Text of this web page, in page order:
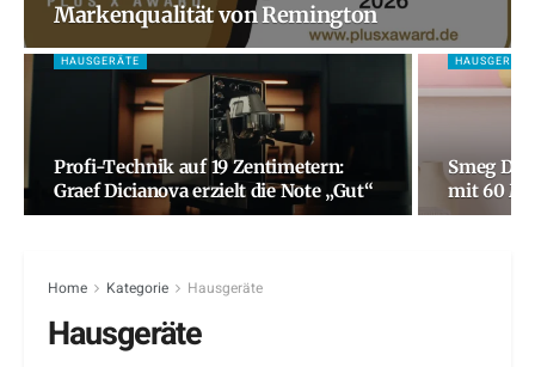
Markenqualität von Remington
HAUSGERÄTE
Profi-Technik auf 19 Zentimetern:
Graef Dicianova erzielt die Note „Gut“
HAUSGERÄTE
Smeg
mit 60
Home Kategorie Hausgeräte
Hausgeräte